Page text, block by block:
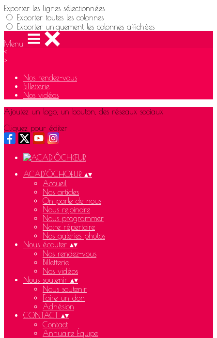
Exporter les lignes sélectionnées
Exporter toutes les colonnes
Exporter uniquement les colonnes affichées
Menu
<
>
Nos rendez-vous
Billetterie
Nos vidéos
Ajoutez un logo, un bouton, des réseaux sociaux
Cliquez pour éditer
ACAD'ÔCHOEUR ▴▾
Accueil
Nos articles
On parle de nous
Nous rejoindre
Nous programmer
Notre répertoire
Nos galeries photos
Nous écouter ▴▾
Nos rendez-vous
Billetterie
Nos vidéos
Nous soutenir ▴▾
Nous soutenir
Faire un don
Adhésion
CONTACT ▴▾
Contact
Annuaire Équipe